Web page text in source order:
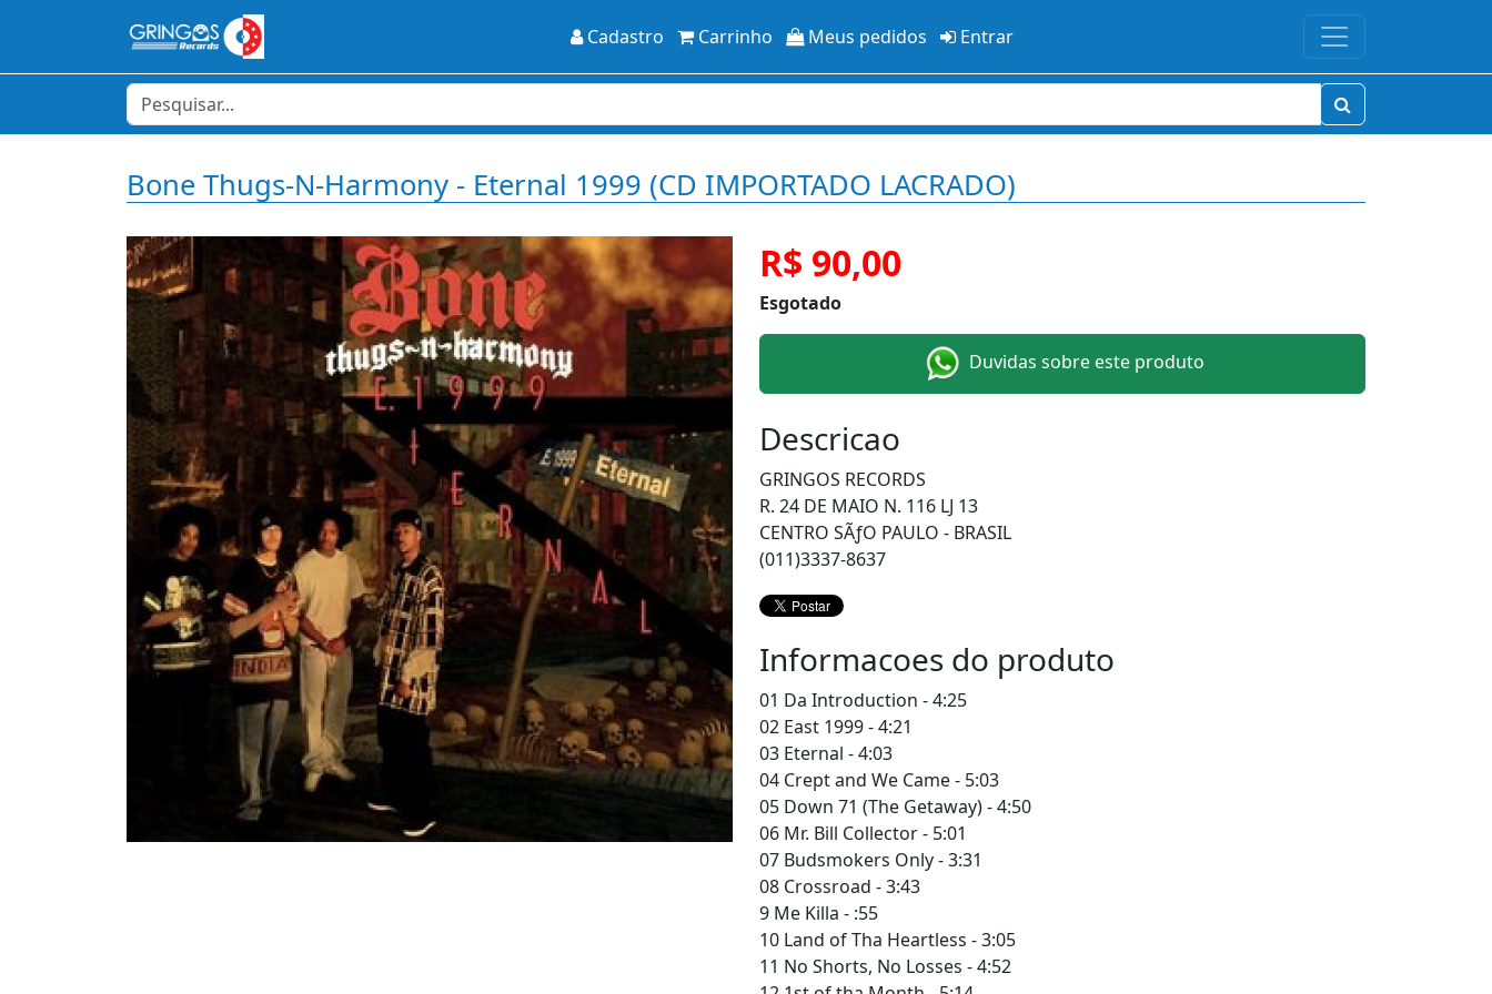
Cadastro Carrinho Meus pedidos Entrar
Bone Thugs-N-Harmony - Eternal 1999 (CD IMPORTADO LACRADO)
R$ 90,00
Esgotado
Duvidas sobre este produto
Descricao
GRINGOS RECORDS
R. 24 DE MAIO N. 116 LJ 13
CENTRO SÃƒO PAULO - BRASIL
(011)3337-8637
Informacoes do produto
01 Da Introduction - 4:25
02 East 1999 - 4:21
03 Eternal - 4:03
04 Crept and We Came - 5:03
05 Down 71 (The Getaway) - 4:50
06 Mr. Bill Collector - 5:01
07 Budsmokers Only - 3:31
08 Crossroad - 3:43
9 Me Killa - :55
10 Land of Tha Heartless - 3:05
11 No Shorts, No Losses - 4:52